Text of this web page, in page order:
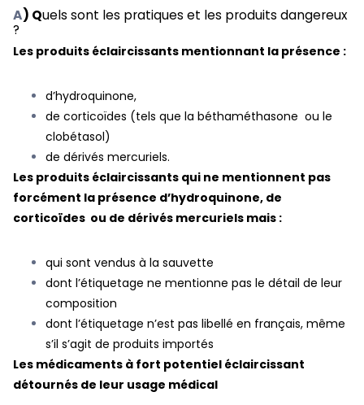
A) Quels sont les pratiques et les produits dangereux
?
Les produits éclaircissants mentionnant la présence :
d’hydroquinone,
de corticoïdes (tels que la béthaméthasone ou le
clobétasol)
de dérivés mercuriels.
Les produits éclaircissants qui ne mentionnent pas
forcément la présence d’hydroquinone, de
corticoïdes ou de dérivés mercuriels mais :
qui sont vendus à la sauvette
dont l’étiquetage ne mentionne pas le détail de leur
composition
dont l’étiquetage n’est pas libellé en français, même
s’il s’agit de produits importés
Les médicaments à fort potentiel éclaircissant
détournés de leur usage médical